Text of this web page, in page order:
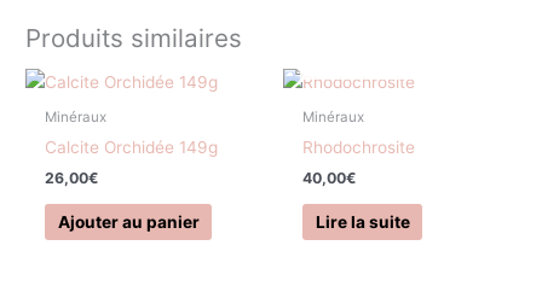
Produits similaires
Minéraux
Calcite Orchidée 149g
26,00€
Ajouter au panier
Minéraux
Rhodochrosite
40,00€
Lire la suite